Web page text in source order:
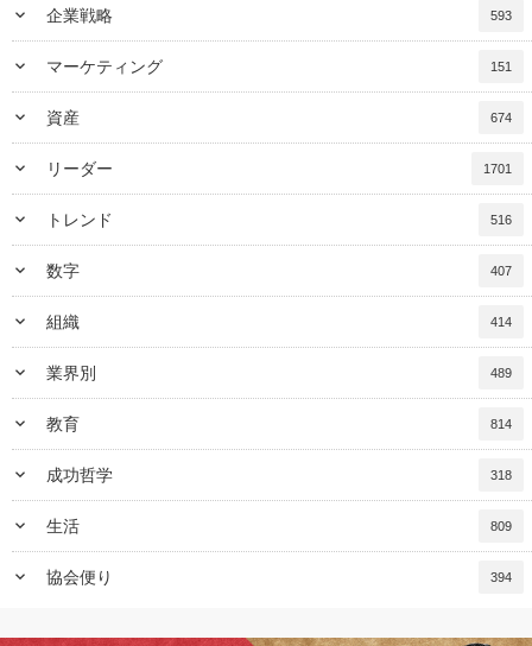
keyboard_arrow_down 企業戦略 593
keyboard_arrow_down マーケティング 151
keyboard_arrow_down 資産 674
keyboard_arrow_down リーダー 1701
keyboard_arrow_down トレンド 516
keyboard_arrow_down 数字 407
keyboard_arrow_down 組織 414
keyboard_arrow_down 業界別 489
keyboard_arrow_down 教育 814
keyboard_arrow_down 成功哲学 318
keyboard_arrow_down 生活 809
keyboard_arrow_down 協会便り 394